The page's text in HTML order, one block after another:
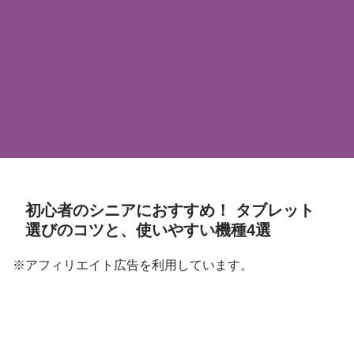
初心者のシニアにおすすめ！ タブレット
選びのコツと、使いやすい機種4選
※アフィリエイト広告を利用しています。